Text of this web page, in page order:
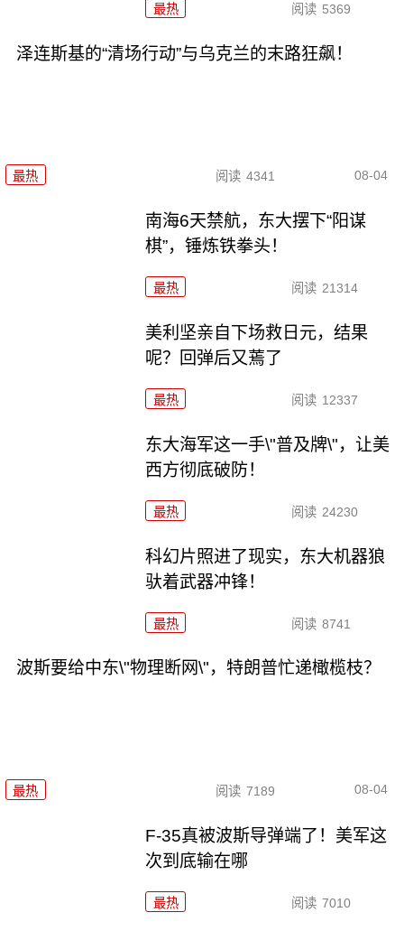
最热 阅读 5369
泽连斯基的“清场行动”与乌克兰的末路狂飙！
最热 阅读 4341 08-04
南海6天禁航，东大摆下“阳谋
棋”，锤炼铁拳头！
最热 阅读 21314
美利坚亲自下场救日元，结果
呢？回弹后又蔫了
最热 阅读 12337
东大海军这一手\"普及牌\"，让美
西方彻底破防！
最热 阅读 24230
科幻片照进了现实，东大机器狼
驮着武器冲锋！
最热 阅读 8741
波斯要给中东\"物理断网\"，特朗普忙递橄榄枝？
最热 阅读 7189 08-04
F-35真被波斯导弹端了！美军这
次到底输在哪
最热 阅读 7010